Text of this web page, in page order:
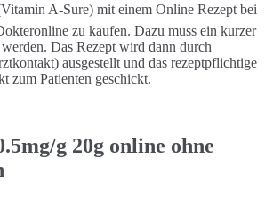
A-Sure) mit einem Online Rezept bei
zu kaufen. Dazu muss ein kurzer
Das Rezept wird dann durch
ausgestellt und das rezeptpflichtige
zum Patienten geschickt.
g 20g online ohne